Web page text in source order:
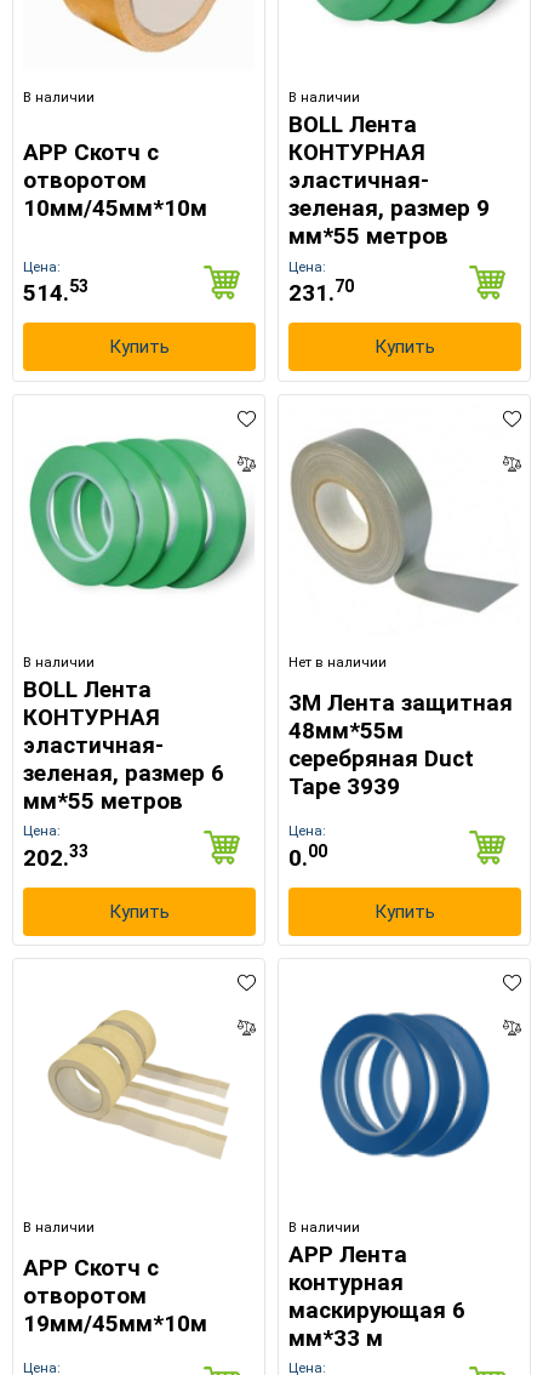
В наличии
APP Скотч с
отворотом
10мм/45мм*10м
Цена:
514.53
Купить
В наличии
BOLL Лента
КОНТУРНАЯ
эластичная-
зеленая, размер 9
мм*55 метров
Цена:
231.70
Купить
В наличии
BOLL Лента
КОНТУРНАЯ
эластичная-
зеленая, размер 6
мм*55 метров
Цена:
202.33
Купить
Нет в наличии
3M Лента защитная
48мм*55м
серебряная Duct
Tape 3939
Цена:
0.00
Купить
В наличии
APP Скотч с
отворотом
19мм/45мм*10м
Цена:
В наличии
APP Лента
контурная
маскирующая 6
мм*33 м
Цена: